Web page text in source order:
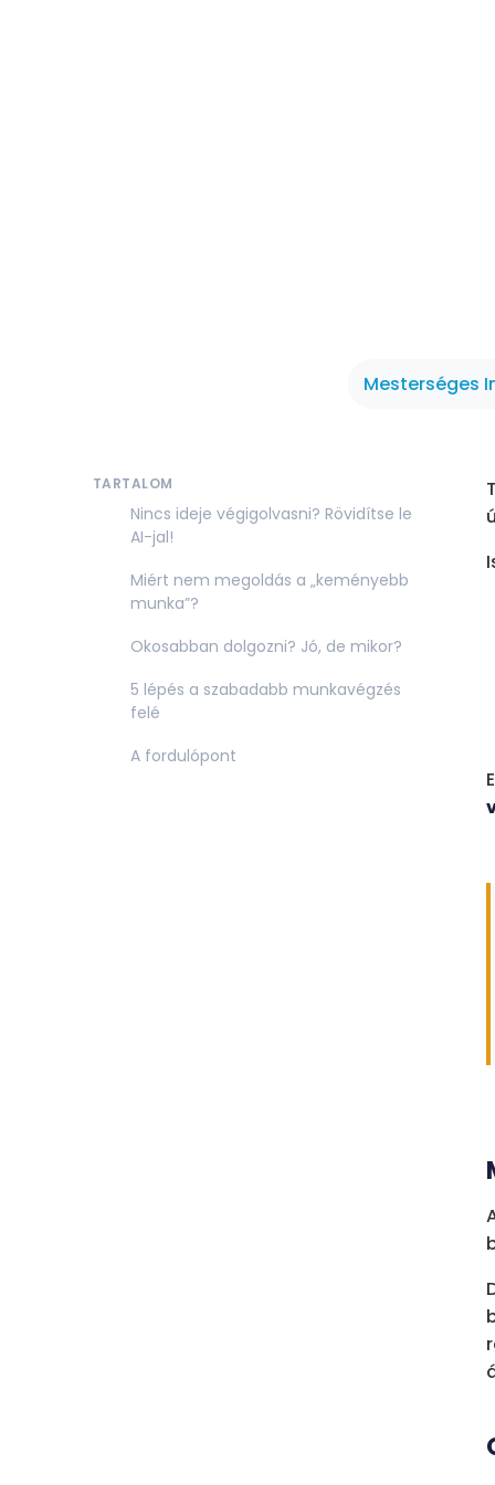
Mesterséges
TARTALOM
Nincs ideje végigolvasni? Rövidítse le
AI-jal!
Miért nem megoldás a „keményebb
munka”?
Okosabban dolgozni? Jó, de mikor?
5 lépés a szabadabb munkavégzés
felé
A fordulópont